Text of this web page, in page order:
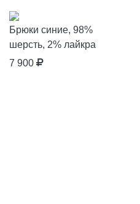
Брюки синие, 98%
шерсть, 2% лайкра
7 900